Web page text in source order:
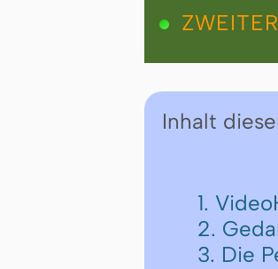
Inhalt
1.
2.
3. Die